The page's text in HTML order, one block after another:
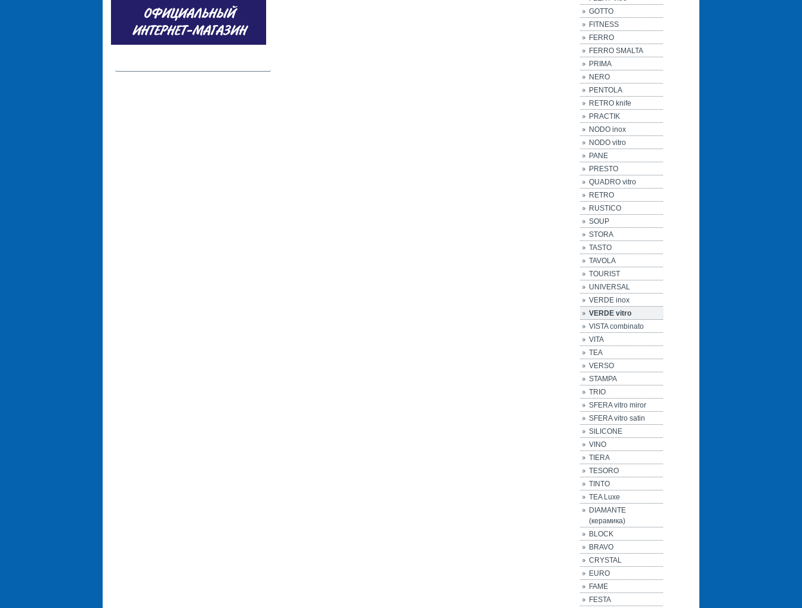
GOTTO
FITNESS
FERRO
FERRO SMALTA
PRIMA
NERO
PENTOLA
RETRO knife
PRACTIK
NODO inox
NODO vitro
PANE
PRESTO
QUADRO vitro
RETRO
RUSTICO
SOUP
STORA
TASTO
TAVOLA
TOURIST
UNIVERSAL
VERDE inox
VERDE vitro
VISTA combinato
VITA
TEA
VERSO
STAMPA
TRIO
SFERA vitro miror
SFERA vitro satin
SILICONE
VINO
TIERA
TESORO
TINTO
TEA Luxe
DIAMANTE
(керамика)
BLOCK
BRAVO
CRYSTAL
EURO
FAME
FESTA